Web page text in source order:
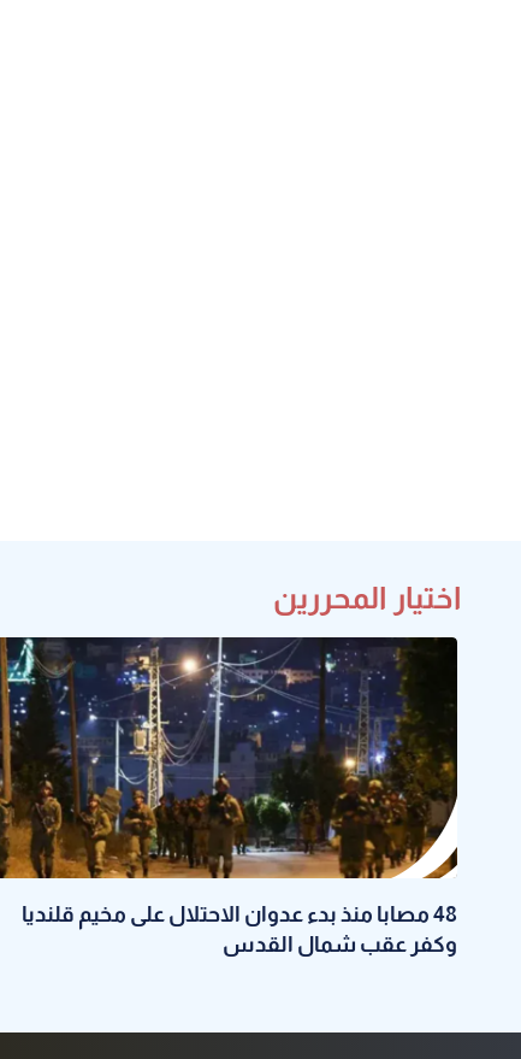
اختيار المحررين
48 مصابا منذ بدء عدوان الاحتلال على مخيم قلنديا
وكفر عقب شمال القدس